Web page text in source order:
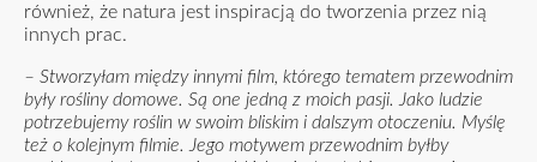
również, że natura jest inspiracją do tworzenia przez nią
innych prac.
– Stworzyłam między innymi film, którego tematem przewodnim
były rośliny domowe. Są one jedną z moich pasji. Jako ludzie
potrzebujemy roślin w swoim bliskim i dalszym otoczeniu. Myślę
też o kolejnym filmie. Jego motywem przewodnim byłby